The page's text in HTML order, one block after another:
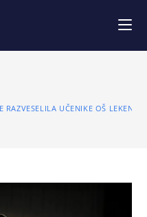
RAZVESELILA UČENIKE OŠ LEKENIK